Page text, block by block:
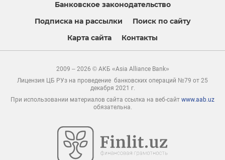
Банковское законодательство
Подписка на рассылки
Поиск по сайту
Карта сайта
Контакты
2009 – 2026 © АКБ «Asia Alliance Bank»
Лицензия ЦБ РУз на проведение банковских операций №79 от 25
декабря 2021 г.
При использовании материалов сайта ссылка на веб-сайт www.aab.uz
обязательна.